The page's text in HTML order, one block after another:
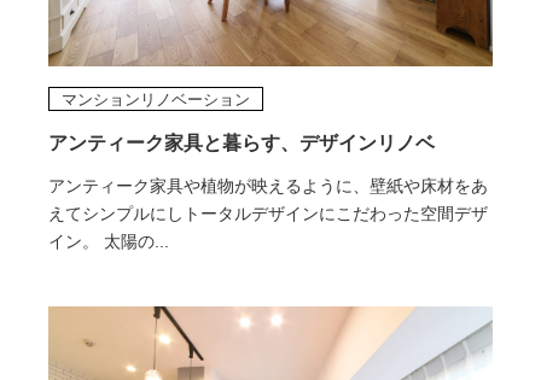
アンティーク家具と暮らす、デザインリノベ
アンティーク家具や植物が映えるように、壁紙や床材をあ
えてシンプルにしトータルデザインにこだわった空間デザ
イン。 太陽の...
マンションリノベーション